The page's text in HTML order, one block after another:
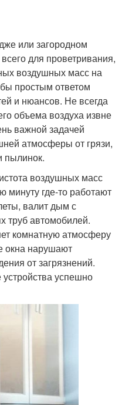
или загородном
для проветривания,
воздушных масс на
простым ответом
и нюансов. Не всегда
объема воздуха извне
важной задачей
атмосферы от грязи,
пылинок.
воздушных масс
минуту где-то работают
валит дым с
труб автомобилей.
комнатную атмосферу
окна нарушают
от загрязнений.
успешно